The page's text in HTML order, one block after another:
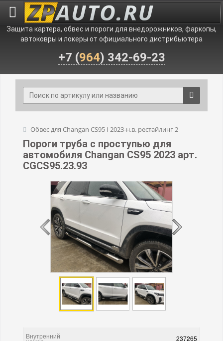
Защита картера, обвес и пороги для внедорожников, фаркопы,
автоковры и локеры от официального дистрибьютера
+7 (964) 342-69-23
Обвес для Changan CS95 I 2023-н.в. рестайлинг 2
Пороги труба с проступью для
автомобиля Changan CS95 2023 арт.
CGCS95.23.93
Внутренний 237265